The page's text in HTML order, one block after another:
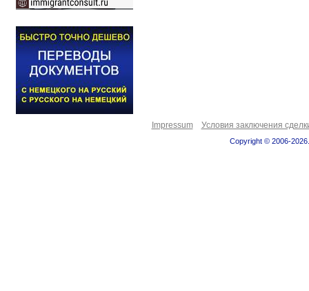
Impressum Условия заключения
Copyright © 2006-